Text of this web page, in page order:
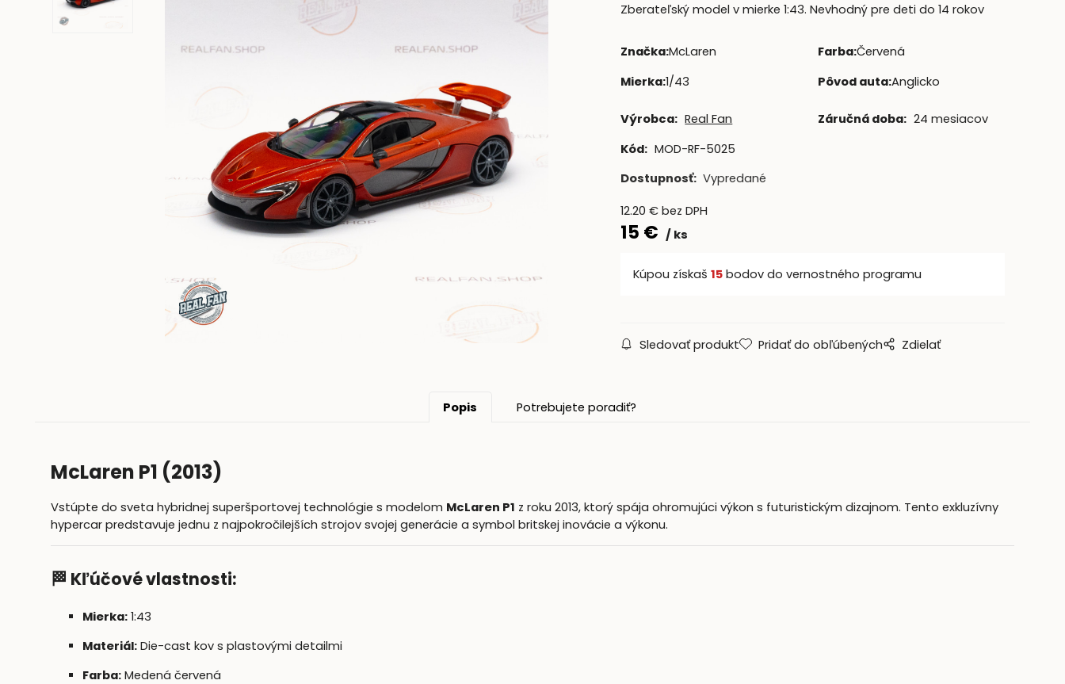
Zberateľský model v mierke 1:43. Nevhodný pre deti do 14 rokov
Značka:McLaren Farba:Červená
Mierka:1/43 Pôvod auta:Anglicko
Výrobca: Real Fan Záručná doba: 24 mesiacov
Kód: MOD-RF-5025
Dostupnosť: Vypredané
12.20 €bez DPH
15 € ks
Kúpou získaš15 bodov do vernostného programu
Sledovať produkt Pridať do obľúbených Zdielať
Popis Potrebujete poradiť?
McLaren P1 (2013)
Vstúpte do sveta hybridnej superšportovej technológie s modelom McLaren P1 z roku 2013, ktorý spája ohromujúci výkon s futuristickým dizajnom. Tento exkluzívny
hypercar predstavuje jednu z najpokročilejších strojov svojej generácie a symbol britskej inovácie a výkonu.
🏁 Kľúčové vlastnosti:
Mierka:1:43
Materiál:Die-cast kov s plastovými detailmi
Farba:Medená červená